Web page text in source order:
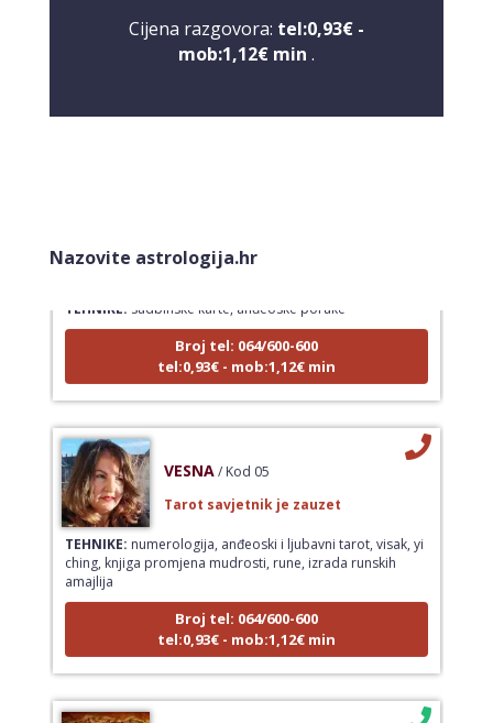
Cijena razgovora: tel:0,93€ -
mob:1,12€ min .
Nazovite astrologija.hr
Tarot savjetnik je zauzet
Broj tel: 064/600-600
tel:0,93€ - mob:1,12€ min
VESNA / Kod 05
Tarot savjetnik je zauzet
TEHNIKE:numerologija, anđeoski i ljubavni tarot, visak, yi
ching, knjiga promjena mudrosti, rune, izrada runskih
amajlija
Broj tel: 064/600-600
tel:0,93€ - mob:1,12€ min